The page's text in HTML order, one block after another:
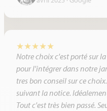
★★★★★
Notre choix c'est porté sur
pour l'intégrer dans notre
tres bon conseil sur ce
suivant la notice.
Tout c'est très bien passé.